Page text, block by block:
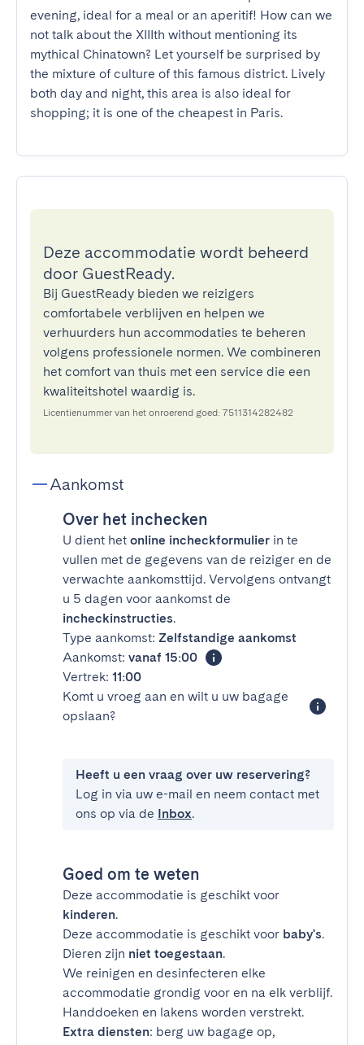
evening, ideal for a meal or an aperitif! How can we
not talk about the XIIIth without mentioning its
mythical Chinatown? Let yourself be surprised by
the mixture of culture of this famous district. Lively
both day and night, this area is also ideal for
shopping; it is one of the cheapest in Paris.
Deze accommodatie wordt beheerd
door GuestReady.
Bij GuestReady bieden we reizigers
comfortabele verblijven en helpen we
verhuurders hun accommodaties te beheren
volgens professionele normen. We combineren
het comfort van thuis met een service die een
kwaliteitshotel waardig is.
Licentienummer van het onroerend goed: 7511314282482
Aankomst
Over het inchecken
U dient het online incheckformulier in te
vullen met de gegevens van de reiziger en de
verwachte aankomsttijd. Vervolgens ontvangt
u 5 dagen voor aankomst de
incheckinstructies.
Type aankomst: Zelfstandige aankomst
Aankomst: vanaf 15:00
Vertrek: 11:00
Komt u vroeg aan en wilt u uw bagage
opslaan?
Heeft u een vraag over uw reservering?
Log in via uw e-mail en neem contact met
ons op via de Inbox.
Goed om te weten
Deze accommodatie is geschikt voor
kinderen.
Deze accommodatie is geschikt voor baby's.
Dieren zijn niet toegestaan.
We reinigen en desinfecteren elke
accommodatie grondig voor en na elk verblijf.
Handdoeken en lakens worden verstrekt.
Extra diensten: berg uw bagage op,